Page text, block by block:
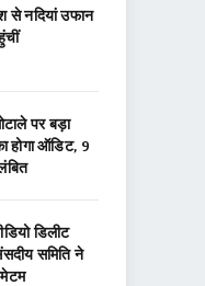
से नदियां उफान
पर बड़ा
होगा ऑडिट, 9
डिलीट
समिति ने